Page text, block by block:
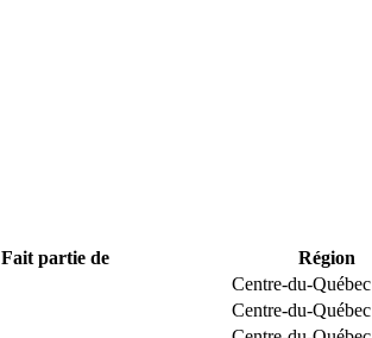
Fait partie de Région
Centre-du-Québec
Centre-du-Québec